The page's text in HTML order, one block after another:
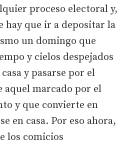
proceso electoral y,
hay que ir a depositar la
un domingo que
y cielos despejados
y pasarse por el
aquel marcado por el
y que convierte en
en casa. Por eso ahora,
los comicios